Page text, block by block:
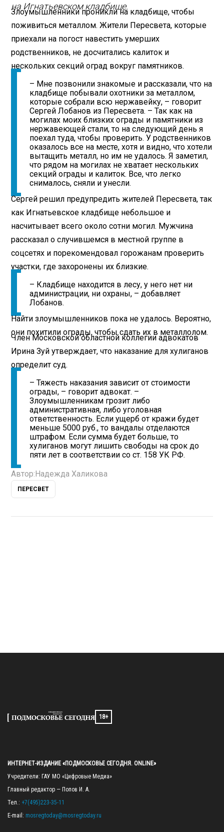
на Игнатьевском кладбище.
Злоумышленники проникли на кладбище, чтобы
поживиться металлом. Жители Пересвета, которые
приехали на погост навестить умерших
родственников, не досчитались калиток и
нескольких секций оград вокруг памятников.
– Мне позвонили знакомые и рассказали, что на
кладбище побывали охотники за металлом,
которые собрали всю нержавейку, – говорит
Сергей Лобанов из Пересвета. – Так как на
могилах моих близких ограды и памятники из
нержавеющей стали, то на следующий день я
поехал туда, чтобы проверить. У родственников
оказалось все на месте, хотя и видно, что хотели
вытащить металл, но им не удалось. Я заметил,
что рядом на могилах не хватает нескольких
секций ограды и калиток. Все, что легко
снималось, сняли и унесли.
Сергей решил предупредить жителей Пересвета, так
как Игнатьевское кладбище небольшое и
насчитывает всего около сотни могил. Мужчина
рассказал о случившемся в местной группе в
соцсетях и порекомендовал горожанам проверить
участки, где захоронены их близкие.
– Кладбище находится в лесу, у него нет ни
администрации, ни охраны, – добавляет
Лобанов.
Найти злоумышленников пока не удалось. Вероятно,
они похитили ограды, чтобы сдать их в металлолом.
Член Московской областной коллегии адвокатов
Ирина Зуй утверждает, что наказание для хулиганов
определит суд.
– Тяжесть наказания зависит от стоимости
ограды, – говорит адвокат. –
Злоумышленникам грозит либо
административная, либо уголовная
ответственность. Если ущерб от кражи будет
меньше 5000 руб., то вандалы отделаются
штрафом. Если сумма будет больше, то
хулиганов могут лишить свободы на срок до
пяти лет в соответствии со ст. 158 УК РФ.
Автор:Надежда Халикова
ПЕРЕСВЕТ
18+
ИНТЕРНЕТ-ИЗДАНИЕ «ПОДМОСКОВЬЕ СЕГОДНЯ. ONLINE»
Учредители: ГАУ МО «Цифровые Медиа»
Главный редактор — Попов И. А.
Тел.: +7(495)223-35-11
E-mail: mosregtoday@mosregtoday.ru